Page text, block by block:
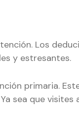
Los
y estresantes.
primaria.
sea que visites